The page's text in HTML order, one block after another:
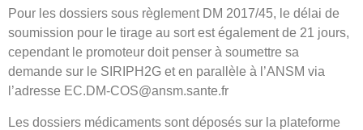
Pour les dossiers sous règlement DM 2017/45, le délai de
soumission pour le tirage au sort est également de 21 jours,
cependant le promoteur doit penser à soumettre sa
demande sur le SIRIPH2G et en parallèle à l’ANSM via
l’adresse EC.DM-COS@ansm.sante.fr
Les dossiers médicaments sont déposés sur la plateforme